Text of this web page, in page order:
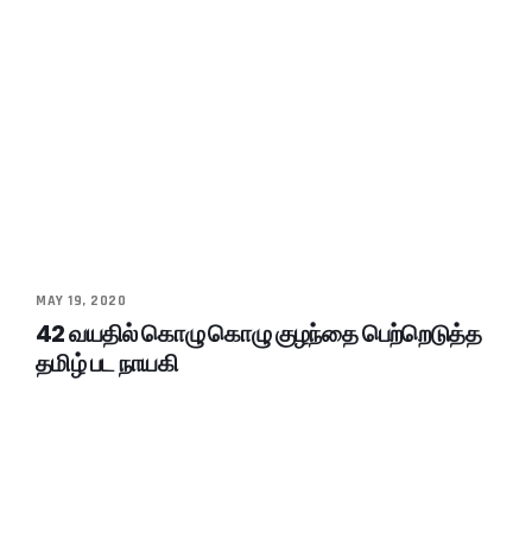
MAY 19, 2020
42 வயதில் கொழு கொழு குழந்தை பெற்றெடுத்த
தமிழ் பட நாயகி